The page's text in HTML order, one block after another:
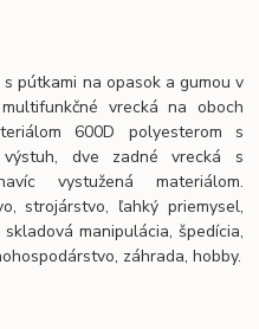
pútkami na opasok a gumou v
vrecká na oboch
600D polyesterom s
výstuh, dve zadné vrecká s
vystužená materiálom.
strojárstvo, ľahký priemysel,
manipulácia, špedícia,
záhrada, hobby.